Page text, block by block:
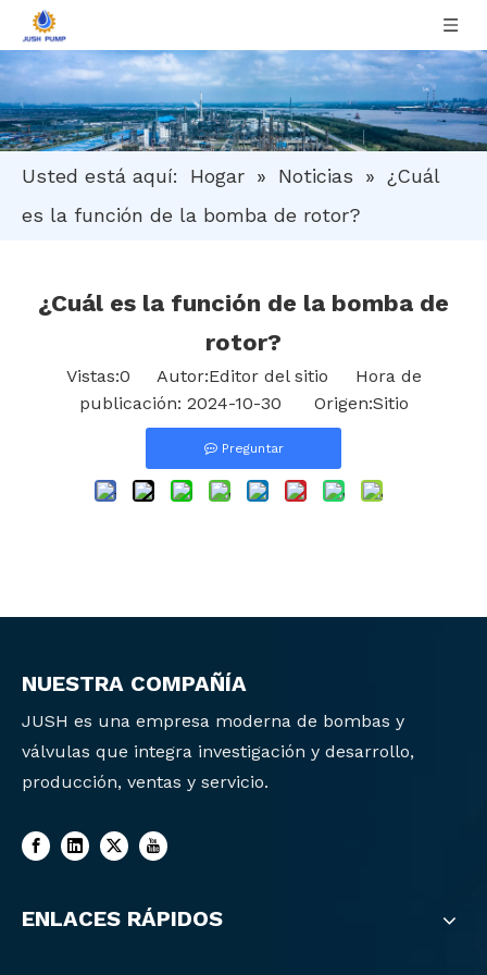
Usted está aquí: Hogar » Noticias » ¿Cuál
es la función de la bomba de rotor?
¿Cuál es la función de la bomba de
rotor?
Vistas:0 Autor:Editor del sitio Hora de
publicación: 2024-10-30 Origen:Sitio
Preguntar
NUESTRA COMPAÑÍA
JUSH es una empresa moderna de bombas y
válvulas que integra investigación y desarrollo,
producción, ventas y servicio.
ENLACES RÁPIDOS